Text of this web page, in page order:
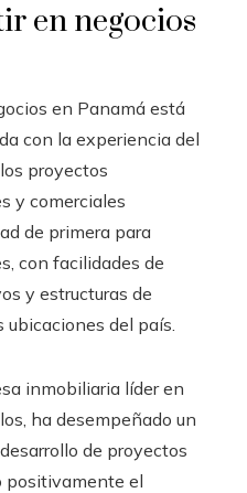
en negocios
en Panamá está
con la experiencia del
proyectos
y comerciales
de primera para
con facilidades de
y estructuras de
del país.
inmobiliaria líder en
ha desempeñado un
de proyectos
positivamente el